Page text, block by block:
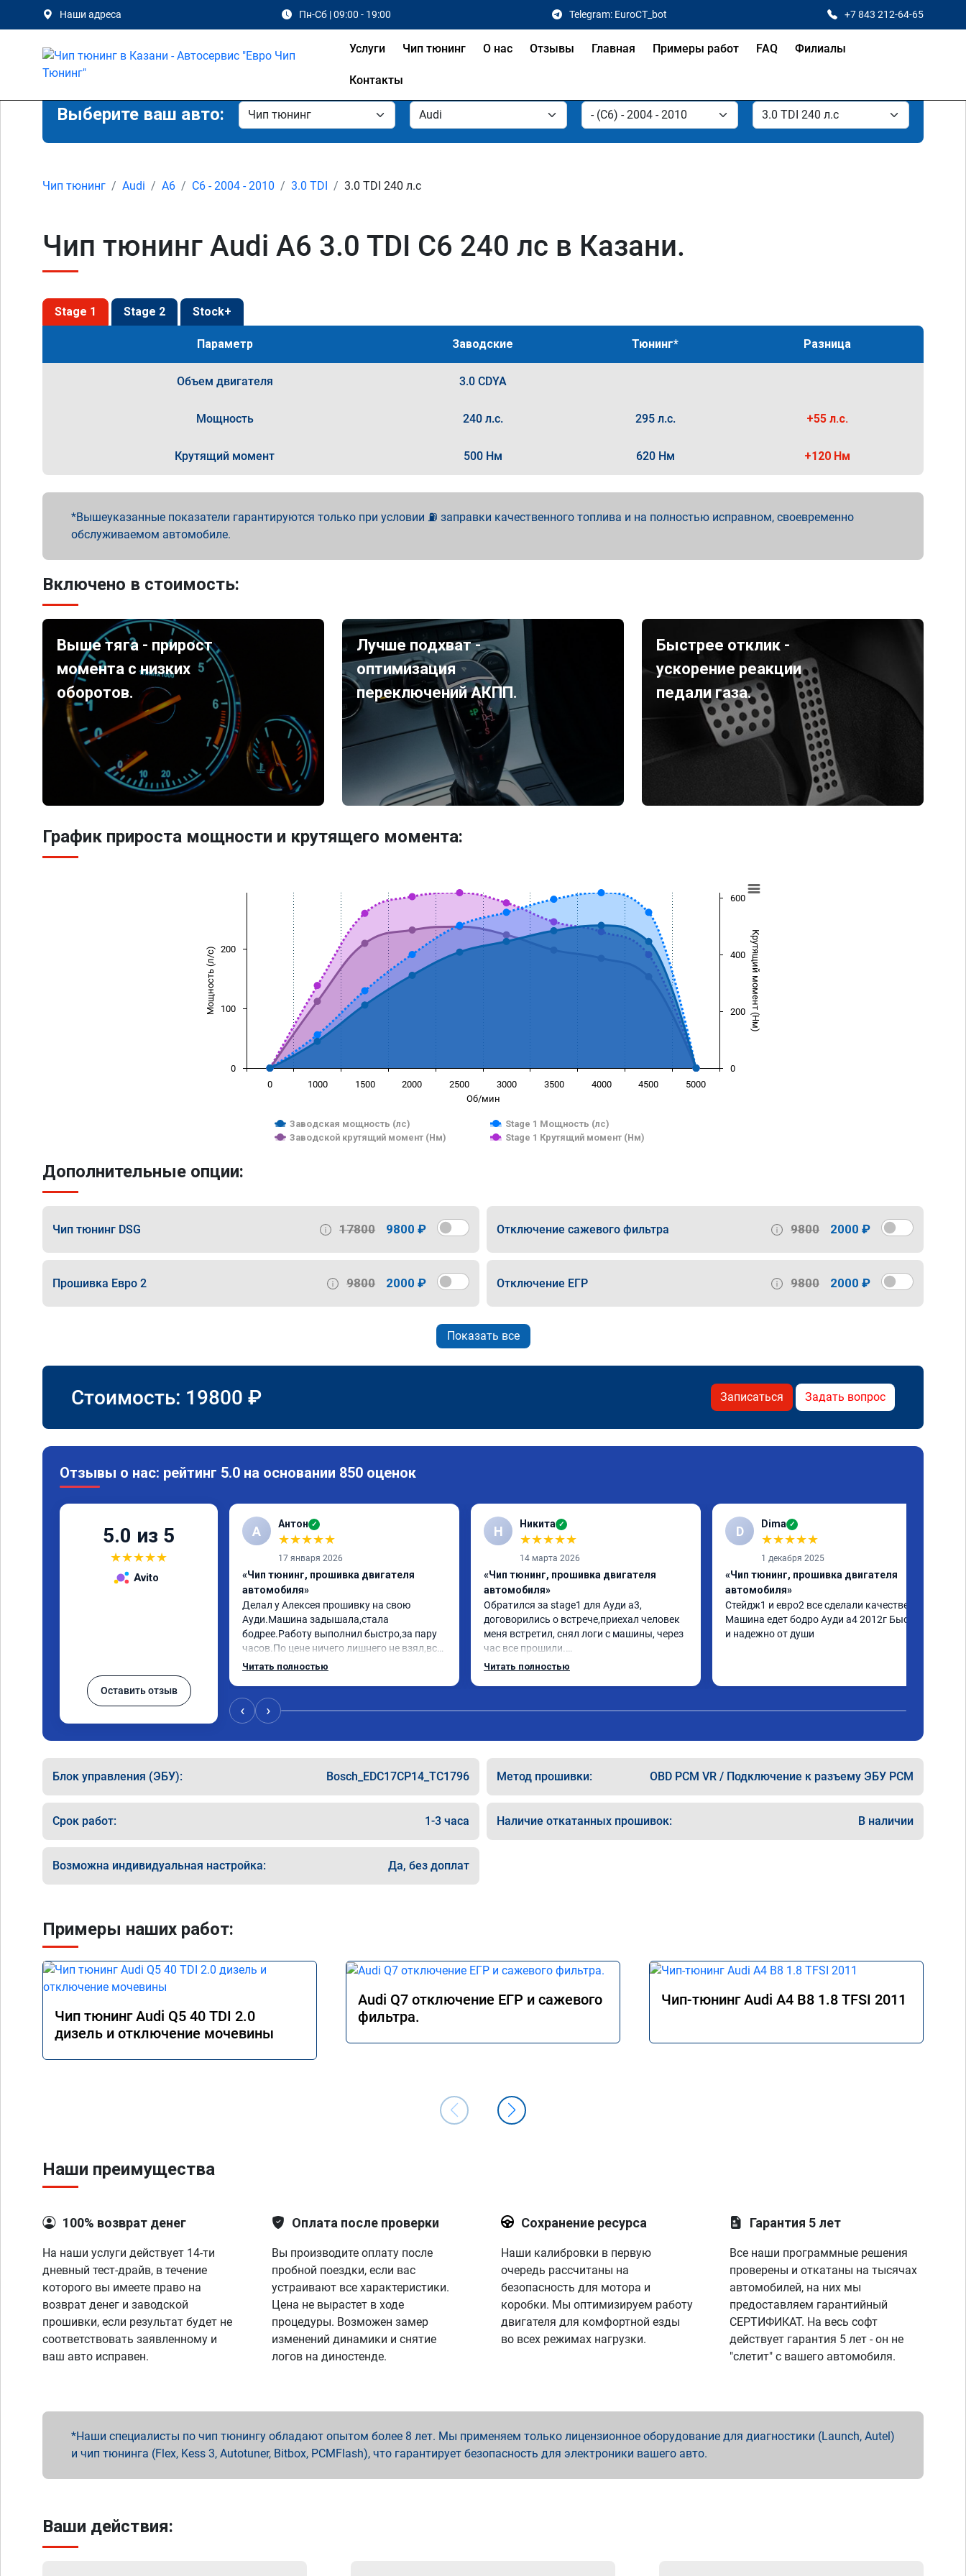
Наши адреса Пн-Сб | 09:00 - 19:00 Telegram: EuroCT_bot +7 843 212-64-65
Услуги Чип тюнинг О нас Отзывы Главная Примеры работ FAQ Филиалы
Контакты
Выберите ваш авто:
Чип тюнинг Audi A6 C6 - 2004 - 2010 3.0 TDI 3.0 TDI 240 л.с
Чип тюнинг Audi A6 3.0 TDI C6 240 лс в Казани.
Stage 1 Stage 2 Stock+
Параметр Заводские Тюнинг* Разница
Объем двигателя 3.0 CDYA
Мощность 240 л.с. 295 л.с. +55 л.с.
Крутящий момент 500 Нм 620 Нм +120 Нм
Вышеуказанные показатели гарантируются только при условии ⛽ заправки качественного топлива и на полностью исправном, своевременно
обслуживаемом автомобиле.
Включено в стоимость:
Выше тяга - прирост
момента с низких
оборотов.
Лучше подхват -
оптимизация
переключений АКПП.
Быстрее отклик -
ускорение реакции
педали газа.
График прироста мощности и крутящего момента:
Об/мин
Мощность (л/с) Крутящий момент (Нм)
Заводская мощность (лс)
Stage 1 Мощность (лс)
Заводской крутящий момент (Нм)
Stage 1 Крутящий момент (Нм)
0 1000 1500 2000 2500 3000 3500 4000 4500 5000
0
100
200
0
200
400
600
Дополнительные опции:
Чип тюнинг DSG 17800 9800 ₽ Отключение сажевого фильтра 9800 2000 ₽
Прошивка Евро 2 9800 2000 ₽ Отключение ЕГР 9800 2000 ₽
Показать все
Стоимость: 19800 ₽ Записаться Задать вопрос
Отзывы о нас: рейтинг 5.0 на основании 850 оценок
5.0 из 5
★★★★★
Avito
Оставить отзыв
А Антон ✓
★★★★★
17 января 2026
«Чип тюнинг, прошивка двигателя
автомобиля»
Делал у Алексея прошивку на свою
Ауди.Машина задышала,стала
бодрее.Работу выполнил быстро,за пару
часов.По цене ничего лишнего не взял,всё
как договаривались заранее.После
знаю,куда ехать в случае поломки
авто.Однозначно рекомендую Алексея
Читать полностью
Н Никита ✓
★★★★★
14 марта 2026
«Чип тюнинг, прошивка двигателя
автомобиля»
Обратился за stage1 для Ауди а3,
договорились о встрече,приехал человек
меня встретил, снял логи с машины, через
час все прошили.
Арман спасибо тебе огромное, машинка по
Читать полностью
D Dima ✓
★★★★★
1 декабря 2025
«Чип тюнинг, прошивка двигателя
автомобиля»
Стейдж1 и евро2 все сделали качественно.
Машина едет бодро Ауди а4 2012г Быстро
и надежно от души
‹ ›
Блок управления (ЭБУ): Bosch_EDC17CP14_TC1796 Метод прошивки: OBD PCM VR / Подключение к разъему ЭБУ PCM
Срок работ: 1-3 часа Наличие откатанных прошивок: В наличии
Возможна индивидуальная настройка: Да, без доплат
Примеры наших работ:
Чип тюнинг Audi Q5 40 TDI 2.0
дизель и отключение мочевины
Audi Q7 отключение ЕГР и сажевого
фильтра.
Чип-тюнинг Audi A4 B8 1.8 TFSI 2011
Наши преимущества
100% возврат денег
На наши услуги действует 14-ти
дневный тест-драйв, в течение
которого вы имеете право на
возврат денег и заводской
прошивки, если результат будет не
соответствовать заявленному и
ваш авто исправен.
Оплата после проверки
Вы производите оплату после
пробной поездки, если вас
устраивают все характеристики.
Цена не вырастет в ходе
процедуры. Возможен замер
изменений динамики и снятие
логов на диностенде.
Сохранение ресурса
Наши калибровки в первую
очередь рассчитаны на
безопасность для мотора и
коробки. Мы оптимизируем работу
двигателя для комфортной езды
во всех режимах нагрузки.
Гарантия 5 лет
Все наши программные решения
проверены и откатаны на тысячах
автомобилей, на них мы
предоставляем гарантийный
СЕРТИФИКАТ. На весь софт
действует гарантия 5 лет - он не
"слетит" с вашего автомобиля.
Наши специалисты по чип тюнингу обладают опытом более 8 лет. Мы применяем только лицензионное оборудование для диагностики (Launch, Autel)
и чип тюнинга (Flex, Kess 3, Autotuner, Bitbox, PCMFlash), что гарантирует безопасность для электроники вашего авто.
Ваши действия: